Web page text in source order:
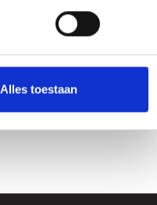
Alles toestaan
Ja No